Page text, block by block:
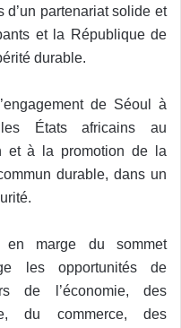
partenariat solide et
et la République de
durable.
de Séoul à
États africains au
et à la promotion de la
durable, dans un
en marge du sommet
les opportunités de
de l’économie, des
du commerce, des